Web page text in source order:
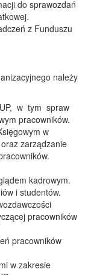
do sprawozdań
z Funduszu
należy
w tym spraw
pracowników.
w
zarządzanie
kadrowym.
i studentów.
pracowników
pracowników
w zakresie